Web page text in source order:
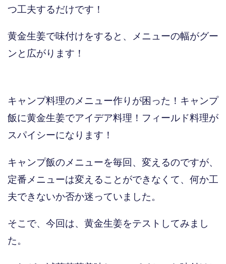
つ工夫するだけです！
黄金生姜で味付けをすると、メニューの幅がグー
ンと広がります！
キャンプ料理のメニュー作りが困った！キャンプ
飯に黄金生姜でアイデア料理！フィールド料理が
スパイシーになります！
キャンプ飯のメニューを毎回、変えるのですが、
定番メニューは変えることができなくて、何か工
夫できないか否か迷っていました。
そこで、今回は、黄金生姜をテストしてみまし
た。